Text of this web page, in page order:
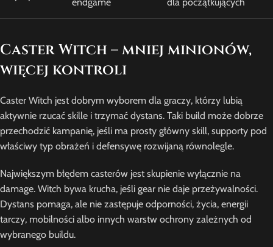
Caster Witch – mniej minionów,
więcej kontroli
Caster Witch jest dobrym wyborem dla graczy, którzy lubią
aktywnie rzucać skille i trzymać dystans. Taki build może dobrze
przechodzić kampanię, jeśli ma prosty główny skill, supporty pod
właściwy typ obrażeń i defensywę rozwijaną równolegle.
Największym błędem casterów jest skupienie wyłącznie na
damage. Witch bywa krucha, jeśli gear nie daje przeżywalności.
Dystans pomaga, ale nie zastępuje odporności, życia, energii
tarczy, mobilności albo innych warstw ochrony zależnych od
wybranego buildu.